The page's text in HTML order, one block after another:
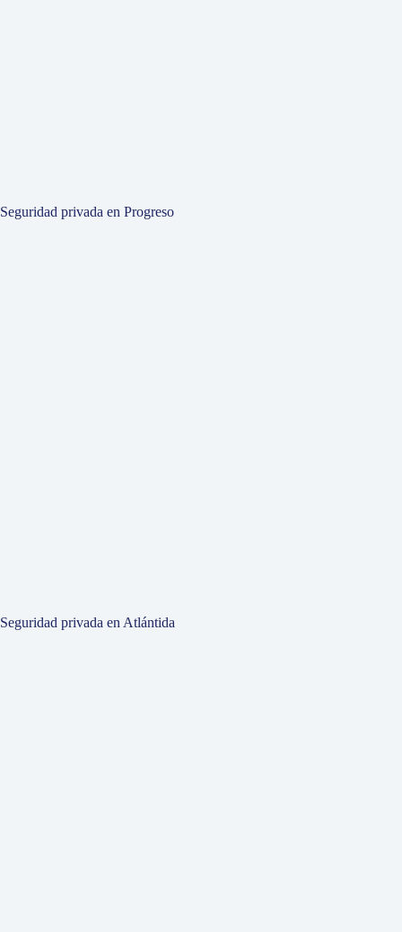
Seguridad privada en Progreso
Seguridad privada en Atlántida